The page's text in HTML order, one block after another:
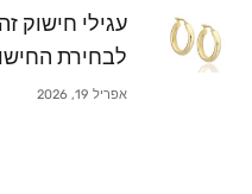
עגילי חישוק
לבחירת
אפריל 19, 2026